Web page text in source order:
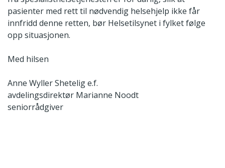
pasienter med rett til nødvendig helsehjelp ikke får
innfridd denne retten, bør Helsetilsynet i fylket følge
opp situasjonen.
Med hilsen
Anne Wyller Shetelig e.f.
avdelingsdirektør Marianne Noodt
seniorrådgiver